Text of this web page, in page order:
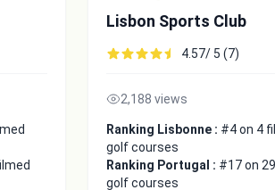
Lisbon Sports Club
4.57/ 5 (7)
2,188 views
Ranking Lisbonne : #4 on 4
golf courses
Ranking Portugal : #17 on
golf courses